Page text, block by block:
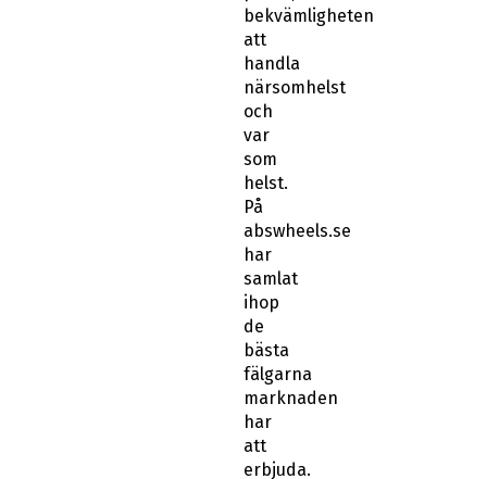
bekvämligheten
att
handla
närsomhelst
och
var
som
helst.
På
abswheels.se
har
samlat
ihop
de
bästa
fälgarna
marknaden
har
att
erbjuda.